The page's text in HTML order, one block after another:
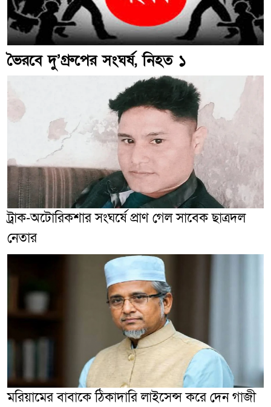
ভৈরবে দু’গ্রুপের সংঘর্ষ, নিহত ১
ট্রাক-অটোরিকশার সংঘর্ষে প্রাণ গেল সাবেক ছাত্রদল
নেতার
মরিয়ামের বাবাকে ঠিকাদারি লাইসেন্স করে দেন গাজী